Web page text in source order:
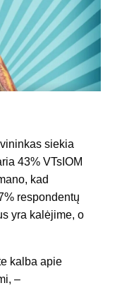
siekia
43% VTsIOM
kad
respondentų
yra kalėjime, o
kalba apie
–